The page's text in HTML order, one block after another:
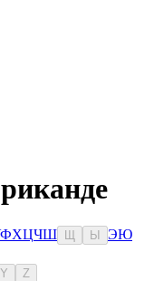
ФХЦЧШ Ы ЭЮ
Y Z